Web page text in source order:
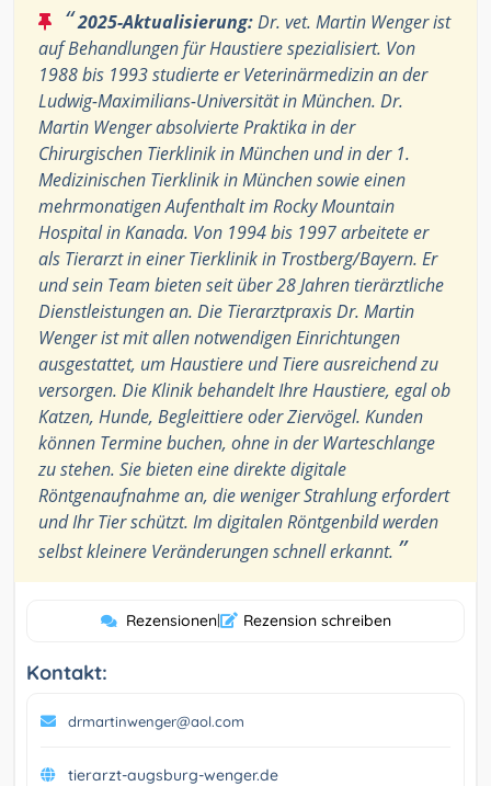
“2025-Aktualisierung:Dr. vet. Martin Wenger ist
auf Behandlungen für Haustiere spezialisiert. Von
1988 bis 1993 studierte er Veterinärmedizin an der
Ludwig-Maximilians-Universität in München. Dr.
Martin Wenger absolvierte Praktika in der
Chirurgischen Tierklinik in München und in der 1.
Medizinischen Tierklinik in München sowie einen
mehrmonatigen Aufenthalt im Rocky Mountain
Hospital in Kanada. Von 1994 bis 1997 arbeitete er
als Tierarzt in einer Tierklinik in Trostberg/Bayern. Er
und sein Team bieten seit über 28 Jahren tierärztliche
Dienstleistungen an. Die Tierarztpraxis Dr. Martin
Wenger ist mit allen notwendigen Einrichtungen
ausgestattet, um Haustiere und Tiere ausreichend zu
versorgen. Die Klinik behandelt Ihre Haustiere, egal ob
Katzen, Hunde, Begleittiere oder Ziervögel. Kunden
können Termine buchen, ohne in der Warteschlange
zu stehen. Sie bieten eine direkte digitale
Röntgenaufnahme an, die weniger Strahlung erfordert
und Ihr Tier schützt. Im digitalen Röntgenbild werden
selbst kleinere Veränderungen schnell erkannt. ”
Rezensionen| Rezension schreiben
Kontakt:
drmartinwenger@aol.com
tierarzt-augsburg-wenger.de